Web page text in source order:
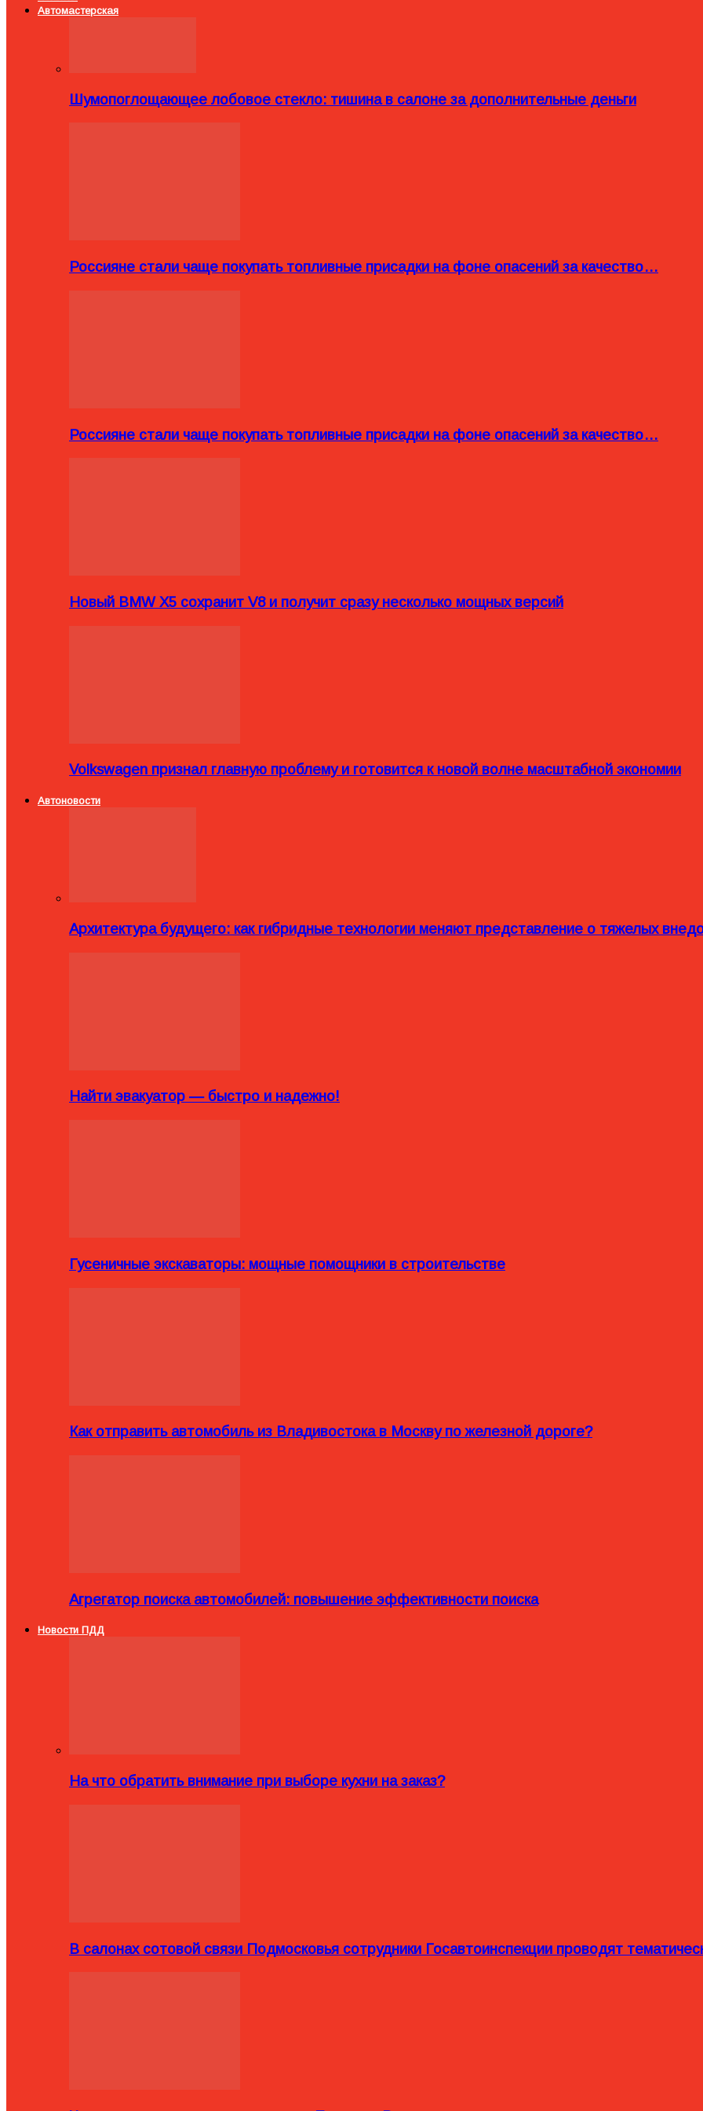
Автомастерская
Шумопоглощающее лобовое стекло: тишина в салоне за дополнительные деньги
Россияне стали чаще покупать топливные присадки на фоне опасений за качество…
Россияне стали чаще покупать топливные присадки на фоне опасений за качество…
Новый BMW X5 сохранит V8 и получит сразу несколько мощных версий
Volkswagen признал главную проблему и готовится к новой волне масштабной экономии
Автоновости
Архитектура будущего: как гибридные технологии меняют представление о тяжелых
Найти эвакуатор — быстро и надежно!
Гусеничные экскаваторы: мощные помощники в строительстве
Как отправить автомобиль из Владивостока в Москву по железной дороге?
Агрегатор поиска автомобилей: повышение эффективности поиска
Новости ПДД
На что обратить внимание при выборе кухни на заказ?
В салонах сотовой связи Подмосковья сотрудники Госавтоинспекции проводят